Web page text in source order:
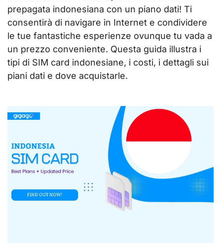
prepagata indonesiana con un piano dati! Ti
consentirà di navigare in Internet e condividere
le tue fantastiche esperienze ovunque tu vada a
un prezzo conveniente. Questa guida illustra i
tipi di SIM card indonesiane, i costi, i dettagli sui
piani dati e dove acquistarle.